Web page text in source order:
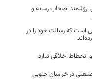
ارزشمند اصحاب رسانه و
است که رسالت خود را در
اخلاقی ندارد
صنعتی در خراسان جنوبی